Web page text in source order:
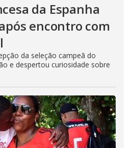
da Espanha
encontro com
da seleção campeã do
e despertou curiosidade sobre